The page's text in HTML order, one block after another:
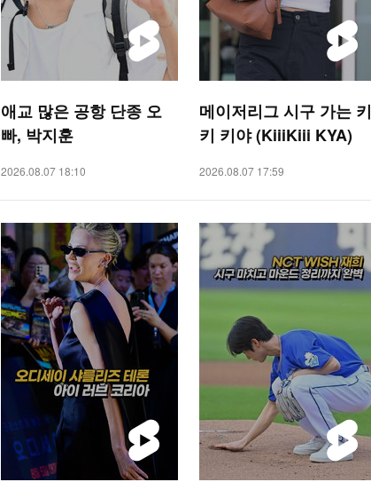
애교 많은 공항 단종 오
빠, 박지훈
2026.08.07 18:10
메이저리그 시구 가는 키
키 키야 (KiiiKiii KYA)
2026.08.07 17:59